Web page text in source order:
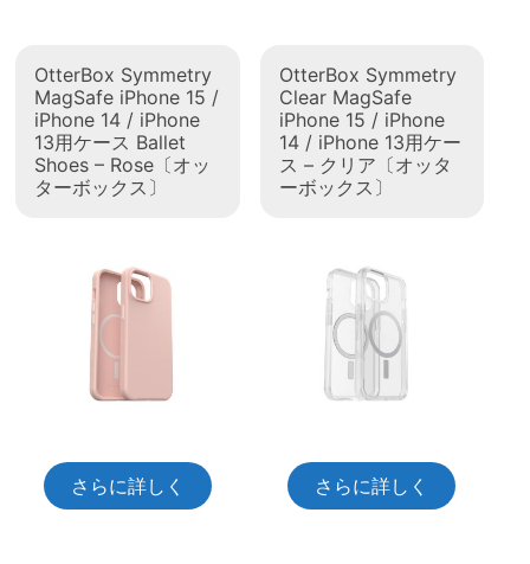
OtterBox Symmetry
MagSafe iPhone 15 /
iPhone 14 / iPhone
13用ケース Ballet
Shoes – Rose〔オッ
ターボックス〕
さらに詳しく
OtterBox Symmetry
Clear MagSafe
iPhone 15 / iPhone
14 / iPhone 13用ケー
ス – クリア〔オッタ
ーボックス〕
さらに詳しく